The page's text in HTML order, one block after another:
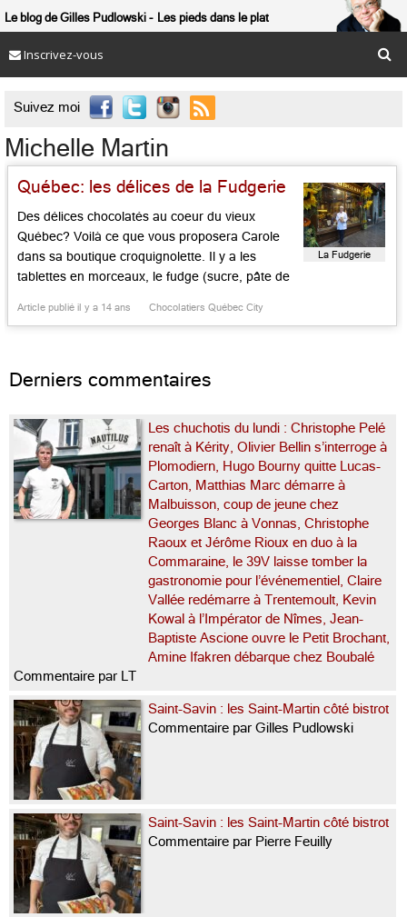
Le blog de Gilles Pudlowski Les pieds dans le plat
Inscrivez-vous
Suivez moi 
Michelle Martin
Québec: les délices de la Fudgerie
Des délices chocolatés au coeur du vieux
Québec? Voilà ce que vous proposera Carole
dans sa boutique croquignolette. Il y a les
tablettes en morceaux, le fudge (sucre, pâte de
d’oeuf), le saucisson en chocolat, les rochers
Article publié il y a 14 ans Chocolatiers Québec City
La Fudgerie
Derniers commentaires
Les chuchotis du lundi : Christophe Pelé
renaît à Kérity, Olivier Bellin s’interroge à
Plomodiern, Hugo Bourny quitte Lucas-
Carton, Matthias Marc démarre à
Malbuisson, coup de jeune chez
Georges Blanc à Vonnas, Christophe
Raoux et Jérôme Rioux en duo à la
Commaraine, le 39V laisse tomber la
gastronomie pour l’événementiel, Claire
Vallée redémarre à Trentemoult, Kevin
Kowal à l’Impérator de Nîmes, Jean-
Baptiste Ascione ouvre le Petit Brochant,
Amine Ifakren débarque chez Boubalé
Commentaire par LT
Saint-Savin : les Saint-Martin côté bistrot
Commentaire par Gilles Pudlowski
Saint-Savin : les Saint-Martin côté bistrot
Commentaire par Pierre Feuilly